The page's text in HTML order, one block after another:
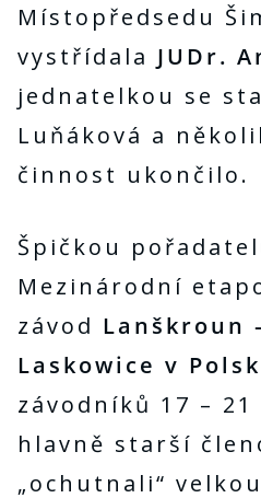
Místopředsedu
vystřídala JUDr.
jednatelkou se
Luňáková a
činnost ukončilo.
Špičkou
Mezinárodní
závod Lanškroun
Laskowice v
závodníků 17 –
hlavně starší
„ochutnali“